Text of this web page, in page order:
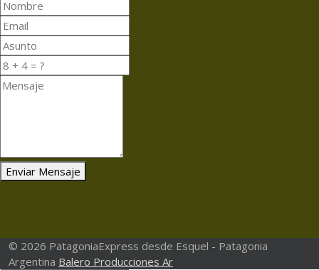
Enviar Mensaje
© 2026 PatagoniaExpress desde Esquel - Patagonia
Argentina Balero Producciones Ar